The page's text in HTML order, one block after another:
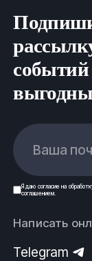
Ваша
Я даю согласие на
соглашением.
Написать
Telegram